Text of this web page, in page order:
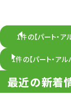
1件の【パート・
1件の【パート・ア
最近の新着